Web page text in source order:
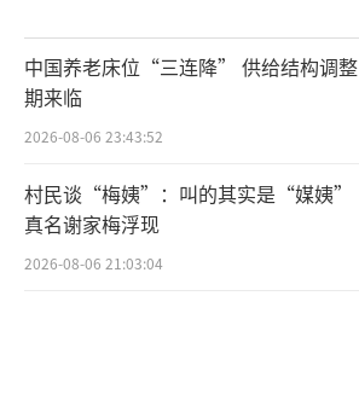
中国养老床位“三连降” 供给结构调整
期来临
2026-08-06 23:43:52
村民谈“梅姨”：叫的其实是“媒姨”
真名谢家梅浮现
2026-08-06 21:03:04